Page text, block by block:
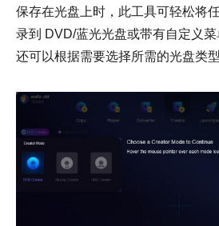
保存在光盘上时，此工具可轻松将
录到 DVD/蓝光光盘或带有自定义
还可以根据需要选择所需的光盘类型